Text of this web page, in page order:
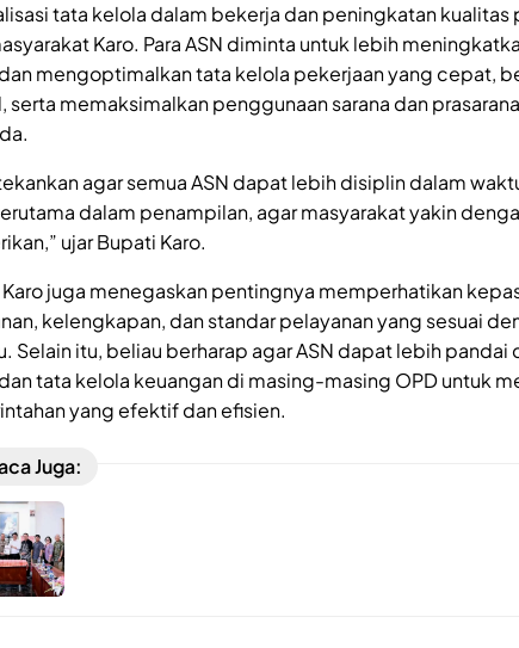
tata kelola dalam bekerja dan peningkatan kualitas
Karo. Para ASN diminta untuk lebih
mengoptimalkan tata kelola pekerjaan yang cepat,
serta memaksimalkan penggunaan sarana dan
agar semua ASN dapat lebih disiplin dalam
dalam penampilan, agar masyarakat yakin
ujar Bupati Karo.
juga menegaskan pentingnya memperhatikan
kelengkapan, dan standar pelayanan yang sesuai
Selain itu, beliau berharap agar ASN dapat lebih pandai
tata kelola keuangan di masing-masing OPD untuk
yang efektif dan efisien.
Juga: